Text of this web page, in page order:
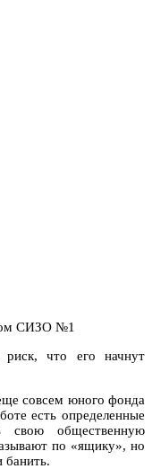
СИЗО №1
риск, что его начнут
совсем юного фонда
есть определенные
свою общественную
по «ящику», но
банить.